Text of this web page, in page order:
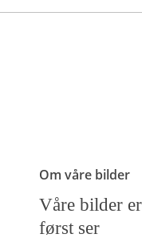
Om våre bilder
Våre bilder
først ser